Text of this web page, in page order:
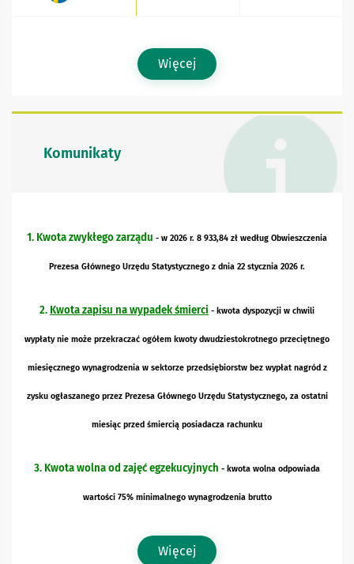
Więcej
Komunikaty
1. Kwota zwykłego zarządu - w 2026 r. 8 933,84 zł według Obwieszczenia
Prezesa Głównego Urzędu Statystycznego z dnia 22 stycznia 2026 r.
2. Kwota zapisu na wypadek śmierci - kwota dyspozycji w chwili
wypłaty nie może przekraczać ogółem kwoty dwudziestokrotnego przeciętnego
miesięcznego wynagrodzenia w sektorze przedsiębiorstw bez wypłat nagród z
zysku ogłaszanego przez Prezesa Głównego Urzędu Statystycznego, za ostatni
miesiąc przed śmiercią posiadacza rachunku
3. Kwota wolna od zajęć egzekucyjnych - kwota wolna odpowiada
wartości 75% minimalnego wynagrodzenia brutto
Więcej